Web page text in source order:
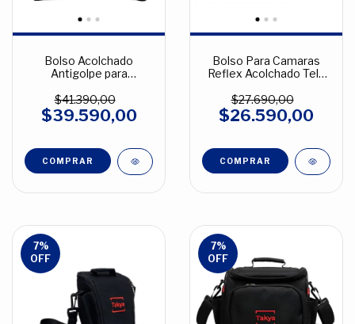
Bolso Acolchado
Antigolpe para
4 Cordura Negro
$41.390,00
$39.590,00
Bolso Para Camaras
Reflex Acolchado Tela
$27.690,00
$26.590,00
7%
OFF
7%
OFF